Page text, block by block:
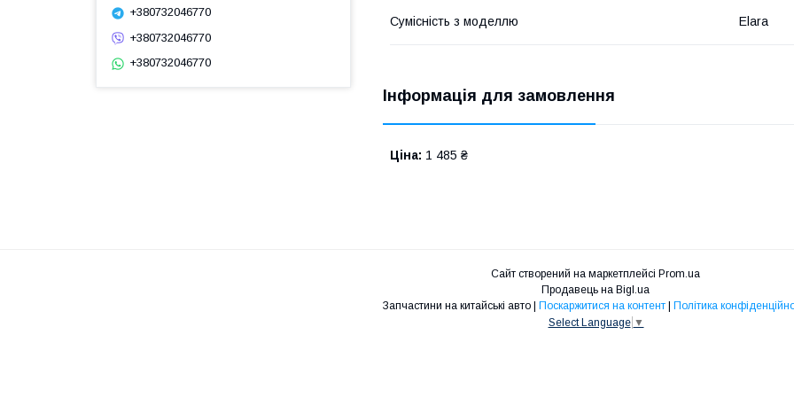
Сумісність з моделлю Elara
Інформація для замовлення
Ціна: 1 485 ₴
+380732046770
+380732046770
+380732046770
Сайт створений на маркетплейсі Prom.ua
Продавець на Bigl.ua
Запчастини на китайські авто | Поскаржитися на контент | Політика
Select Language ▼